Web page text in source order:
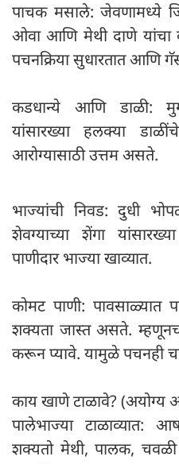
पाचक मसाले: जेवणामध्ये
ओवा आणि मेथी दाणे यांचा
पचनक्रिया सुधारतात आणि
कडधान्ये आणि डाळी:
यांसारख्या हलक्या
आरोग्यासाठी उत्तम असते.
भाज्यांची निवड: दुधी
शेवग्याच्या शेंगा
पाणीदार भाज्या खाव्यात.
कोमट पाणी: पावसाळ्यात
शक्यता जास्त असते.
करून प्यावे. यामुळे पचनही
काय खाणे टाळावे? (अयोग्य
पालेभाज्या टाळाव्यात:
शक्यतो मेथी, पालक, चवळी